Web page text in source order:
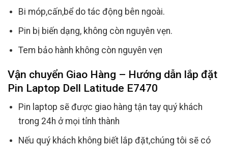
Bi móp,cấn,bể do tác động bên ngoài.
Pin bị biến dạng, không còn nguyên vẹn.
Tem bảo hành không còn nguyên vẹn
Vận chuyển Giao Hàng – Hướng dẫn lắp đặt
Pin Laptop Dell Latitude E7470
Pin laptop sẽ được giao hàng tận tay quý khách
trong 24h ở mọi tỉnh thành
Nếu quý khách không biết lắp đặt,chúng tôi sẽ có